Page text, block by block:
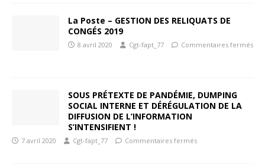
La Poste – GESTION DES RELIQUATS DE
CONGÉS 2019
8 avril 2020 Cgt-fapt_77 Commentaires fermés
SOUS PRÉTEXTE DE PANDÉMIE, DUMPING
SOCIAL INTERNE ET DÉRÉGULATION DE LA
DIFFUSION DE L’INFORMATION
S’INTENSIFIENT !
7 avril 2020 Cgt-fapt_77 Commentaires fermés